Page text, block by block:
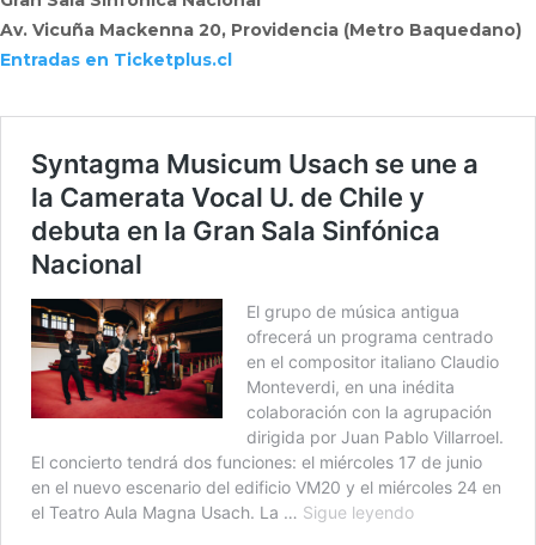
Av. Vicuña Mackenna 20, Providencia (Metro Baquedano)
Entradas en Ticketplus.cl